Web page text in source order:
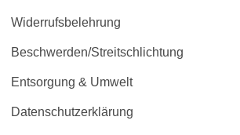
Widerrufsbelehrung
Beschwerden/Streitschlichtung
Entsorgung & Umwelt
Datenschutzerklärung